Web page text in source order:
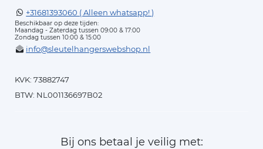
+31681393060 ( Alleen whatsapp! )
Beschikbaar op deze tijden:
Maandag - Zaterdag tussen 09:00 & 17:00
Zondag tussen 10:00 & 15:00
info@sleutelhangerswebshop.nl
KVK: 73882747
BTW: NL001136697B02
Bij ons betaal je veilig met: